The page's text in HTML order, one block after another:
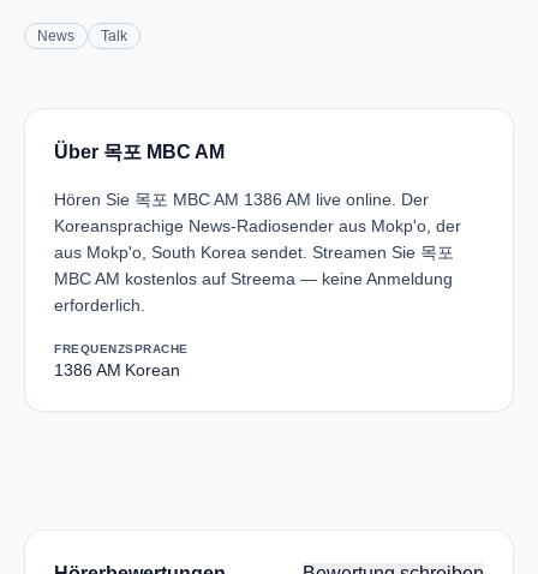
News Talk
Über 목포 MBC AM
Hören Sie 목포 MBC AM 1386 AM live online. Der
Koreansprachige News-Radiosender aus Mokp'o, der
aus Mokp'o, South Korea sendet. Streamen Sie 목포
MBC AM kostenlos auf Streema — keine Anmeldung
erforderlich.
FREQUENZ
1386 AM
SPRACHE
Korean